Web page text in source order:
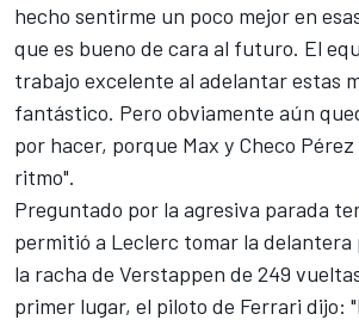
hecho sentirme un poco mejor en
que es bueno de cara al futuro. El
trabajo excelente al adelantar estas
fantástico. Pero obviamente aún
por hacer, porque Max y Checo
ritmo".
Preguntado por la agresiva parada
permitió a Leclerc tomar la delantera
la racha de Verstappen de 249
primer lugar, el piloto de Ferrari dijo: